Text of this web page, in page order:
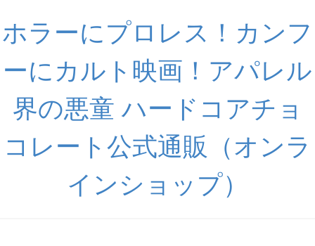
ホラーにプロレス！カンフ
ーにカルト映画！アパレル
界の悪童 ハードコアチョ
コレート公式通販（オンラ
インショップ）